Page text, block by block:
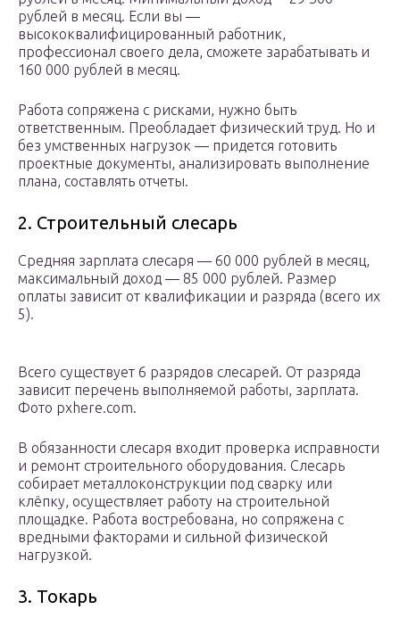
рублей в месяц. Если вы —
высококвалифицированный работник,
профессионал своего дела, сможете зарабатывать и
160 000 рублей в месяц.
Работа сопряжена с рисками, нужно быть
ответственным. Преобладает физический труд. Но и
без умственных нагрузок — придется готовить
проектные документы, анализировать выполнение
плана, составлять отчеты.
2. Строительный слесарь
Средняя зарплата слесаря — 60 000 рублей в месяц,
максимальный доход — 85 000 рублей. Размер
оплаты зависит от квалификации и разряда (всего их
5).
Всего существует 6 разрядов слесарей. От разряда
зависит перечень выполняемой работы, зарплата.
Фото pxhere.com.
В обязанности слесаря входит проверка исправности
и ремонт строительного оборудования. Слесарь
собирает металлоконструкции под сварку или
клёпку, осуществляет работу на строительной
площадке. Работа востребована, но сопряжена с
вредными факторами и сильной физической
нагрузкой.
3. Токарь